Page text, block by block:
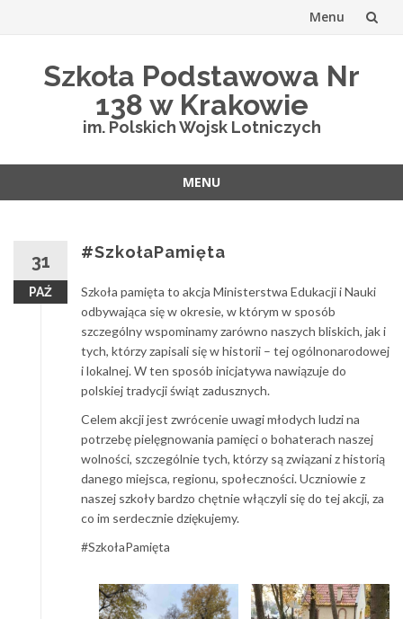
Menu
Szkoła Podstawowa Nr
138 w Krakowie
im. Polskich Wojsk Lotniczych
MENU
31
PAŹ
#SzkołaPamięta
Szkoła pamięta to akcja Ministerstwa Edukacji i Nauki
odbywająca się w okresie, w którym w sposób
szczególny wspominamy zarówno naszych bliskich, jak i
tych, którzy zapisali się w historii – tej ogólnonarodowej
i lokalnej. W ten sposób inicjatywa nawiązuje do
polskiej tradycji świąt zadusznych.
Celem akcji jest zwrócenie uwagi młodych ludzi na
potrzebę pielęgnowania pamięci o bohaterach naszej
wolności, szczególnie tych, którzy są związani z historią
danego miejsca, regionu, społeczności. Uczniowie z
naszej szkoły bardzo chętnie włączyli się do tej akcji, za
co im serdecznie dziękujemy.
#SzkołaPamięta